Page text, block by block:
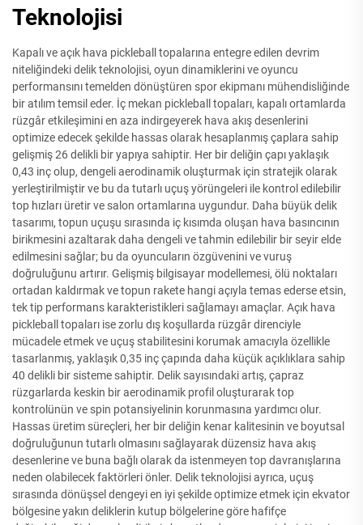
Teknolojisi
Kapalı ve açık hava pickleball topalarına entegre edilen devrim
niteliğindeki delik teknolojisi, oyun dinamiklerini ve oyuncu
performansını temelden dönüştüren spor ekipmanı mühendisliğinde
bir atılım temsil eder. İç mekan pickleball topaları, kapalı ortamlarda
rüzgâr etkileşimini en aza indirgeyerek hava akış desenlerini
optimize edecek şekilde hassas olarak hesaplanmış çaplara sahip
gelişmiş 26 delikli bir yapıya sahiptir. Her bir deliğin çapı yaklaşık
0,43 inç olup, dengeli aerodinamik oluşturmak için stratejik olarak
yerleştirilmiştir ve bu da tutarlı uçuş yörüngeleri ile kontrol edilebilir
top hızları üretir ve salon ortamlarına uygundur. Daha büyük delik
tasarımı, topun uçuşu sırasında iç kısımda oluşan hava basıncının
birikmesini azaltarak daha dengeli ve tahmin edilebilir bir seyir elde
edilmesini sağlar; bu da oyuncuların özgüvenini ve vuruş
doğruluğunu artırır. Gelişmiş bilgisayar modellemesi, ölü noktaları
ortadan kaldırmak ve topun rakete hangi açıyla temas ederse etsin,
tek tip performans karakteristikleri sağlamayı amaçlar. Açık hava
pickleball topaları ise zorlu dış koşullarda rüzgâr direnciyle
mücadele etmek ve uçuş stabilitesini korumak amacıyla özellikle
tasarlanmış, yaklaşık 0,35 inç çapında daha küçük açıklıklara sahip
40 delikli bir sisteme sahiptir. Delik sayısındaki artış, çapraz
rüzgarlarda keskin bir aerodinamik profil oluşturarak top
kontrolünün ve spin potansiyelinin korunmasına yardımcı olur.
Hassas üretim süreçleri, her bir deliğin kenar kalitesinin ve boyutsal
doğruluğunun tutarlı olmasını sağlayarak düzensiz hava akış
desenlerine ve buna bağlı olarak da istenmeyen top davranışlarına
neden olabilecek faktörleri önler. Delik teknolojisi ayrıca, uçuş
sırasında dönüşsel dengeyi en iyi şekilde optimize etmek için ekvator
bölgesine yakın deliklerin kutup bölgelerine göre hafifçe